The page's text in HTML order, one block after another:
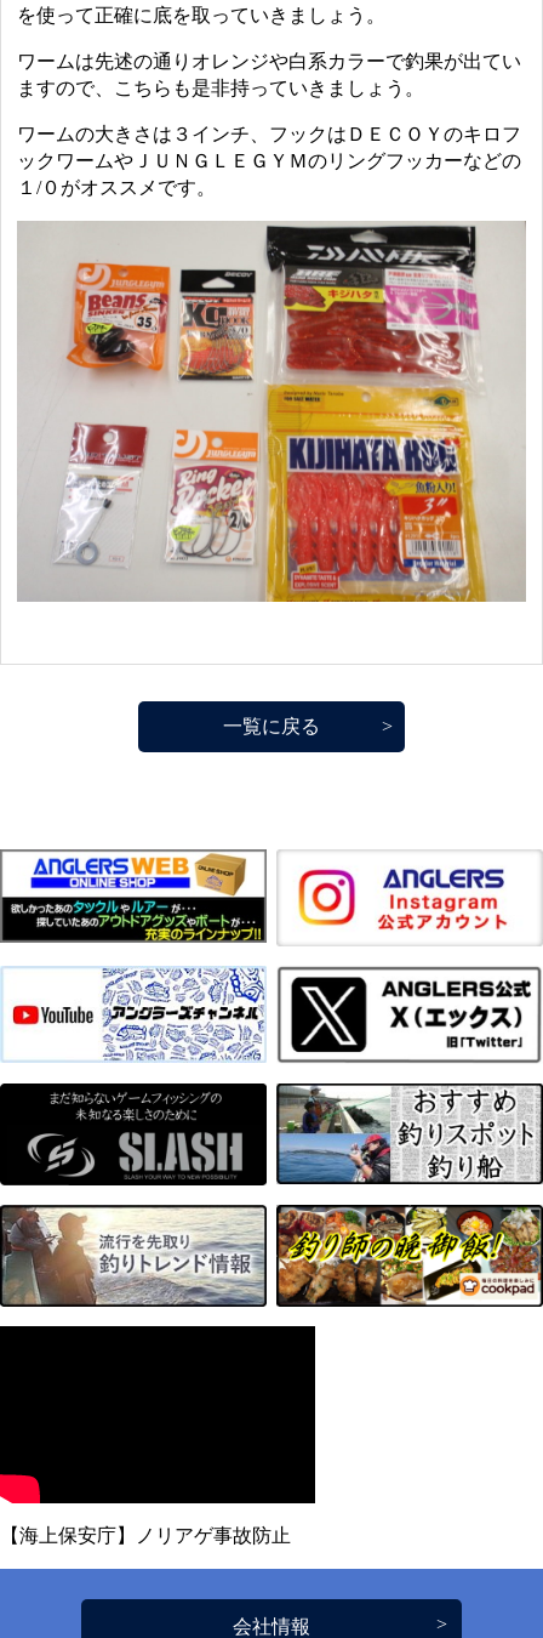
を使って正確に底を取っていきましょう。
ワームは先述の通りオレンジや白系カラーで釣果が出てい
ますので、こちらも是非持っていきましょう。
ワームの大きさは３インチ、フックはＤＥＣＯＹのキロフ
ックワームやＪＵＮＧＬＥＧＹＭのリングフッカーなどの
１/０がオススメです。
一覧に戻る
【海上保安庁】ノリアゲ事故防止
会社情報